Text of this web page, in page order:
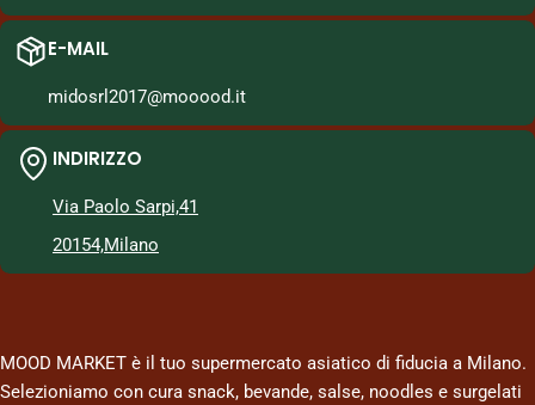
E-MAIL
midosrl2017@mooood.it
INDIRIZZO
Via Paolo Sarpi,41
20154,Milano
MOOD MARKET è il tuo supermercato asiatico di fiducia a Milano.
Selezioniamo con cura snack, bevande, salse, noodles e surgelati